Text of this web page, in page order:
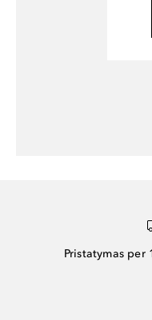
Pristatymas per